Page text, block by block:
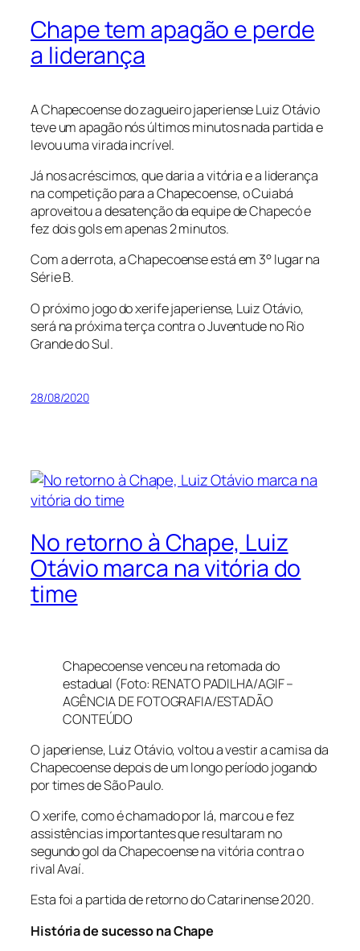
Chape tem apagão e perde
a liderança
A Chapecoense do zagueiro japeriense Luiz Otávio
teve um apagão nós últimos minutos nada partida e
levou uma virada incrível.
Já nos acréscimos, que daria a vitória e a liderança
na competição para a Chapecoense, o Cuiabá
aproveitou a desatenção da equipe de Chapecó e
fez dois gols em apenas 2 minutos.
Com a derrota, a Chapecoense está em 3° lugar na
Série B.
O próximo jogo do xerife japeriense, Luiz Otávio,
será na próxima terça contra o Juventude no Rio
Grande do Sul.
28/08/2020
No retorno à Chape, Luiz
Otávio marca na vitória do
time
Chapecoense venceu na retomada do
estadual (Foto: RENATO PADILHA/AGIF –
AGÊNCIA DE FOTOGRAFIA/ESTADÃO
CONTEÚDO
O japeriense, Luiz Otávio, voltou a vestir a camisa da
Chapecoense depois de um longo período jogando
por times de São Paulo.
O xerife, como é chamado por lá, marcou e fez
assistências importantes que resultaram no
segundo gol da Chapecoense na vitória contra o
rival Avaí.
Esta foi a partida de retorno do Catarinense 2020.
História de sucesso na Chape